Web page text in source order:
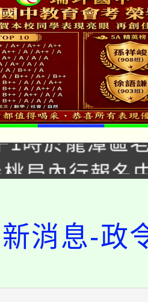
」8/29、30在
場!
1時於龍潭區
。局內行報名
市運動會8/
泳池舉行。
收入戶享有免
，中低收入戶
教育及科技中
消息-政